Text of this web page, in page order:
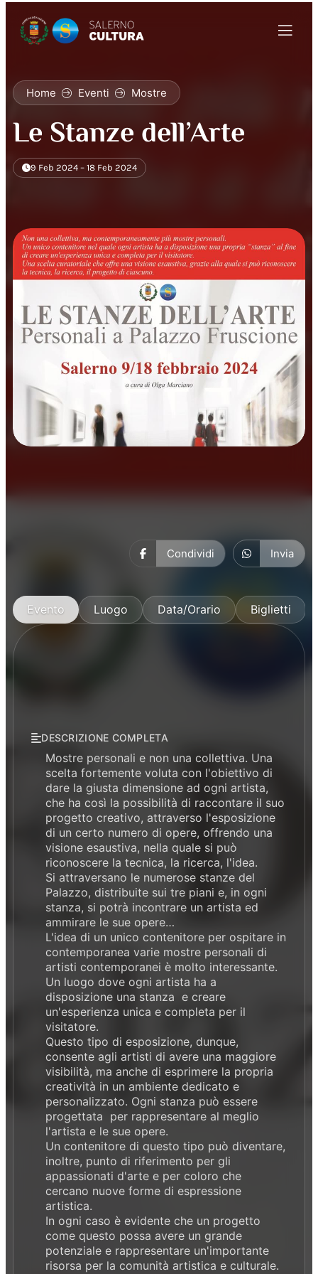
Home Eventi Mostre
Le Stanze dell’Arte
9 Feb 2024 – 18 Feb 2024
Condividi Invia
Evento Luogo Data/Orario Biglietti
DESCRIZIONE COMPLETA
Mostre personali e non una collettiva. Una
scelta fortemente voluta con l'obiettivo di
dare la giusta dimensione ad ogni artista,
che ha così la possibilità di raccontare il suo
progetto creativo, attraverso l'esposizione
di un certo numero di opere, offrendo una
visione esaustiva, nella quale si può
riconoscere la tecnica, la ricerca, l'idea.
Si attraversano le numerose stanze del
Palazzo, distribuite sui tre piani e, in ogni
stanza, si potrà incontrare un artista ed
ammirare le sue opere…
L'idea di un unico contenitore per ospitare in
contemporanea varie mostre personali di
artisti contemporanei è molto interessante.
Un luogo dove ogni artista ha a
disposizione una stanza e creare
un'esperienza unica e completa per il
visitatore.
Questo tipo di esposizione, dunque,
consente agli artisti di avere una maggiore
visibilità, ma anche di esprimere la propria
creatività in un ambiente dedicato e
personalizzato. Ogni stanza può essere
progettata per rappresentare al meglio
l'artista e le sue opere.
Un contenitore di questo tipo può diventare,
inoltre, punto di riferimento per gli
appassionati d'arte e per coloro che
cercano nuove forme di espressione
artistica.
In ogni caso è evidente che un progetto
come questo possa avere un grande
potenziale e rappresentare un'importante
risorsa per la comunità artistica e culturale.